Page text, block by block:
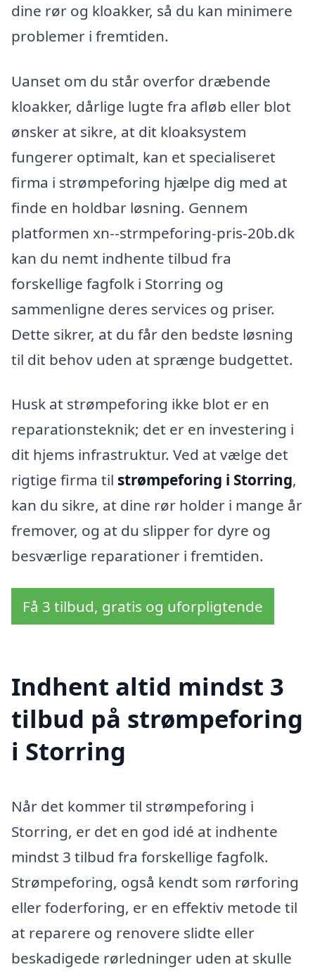
dine rør og kloakker, så du kan minimere
problemer i fremtiden.
Uanset om du står overfor dræbende
kloakker, dårlige lugte fra afløb eller blot
ønsker at sikre, at dit kloaksystem
fungerer optimalt, kan et specialiseret
firma i strømpeforing hjælpe dig med at
finde en holdbar løsning. Gennem
platformen xn--strmpeforing-pris-20b.dk
kan du nemt indhente tilbud fra
forskellige fagfolk i Storring og
sammenligne deres services og priser.
Dette sikrer, at du får den bedste løsning
til dit behov uden at sprænge budgettet.
Husk at strømpeforing ikke blot er en
reparationsteknik; det er en investering i
dit hjems infrastruktur. Ved at vælge det
rigtige firma til strømpeforing i Storring,
kan du sikre, at dine rør holder i mange år
fremover, og at du slipper for dyre og
besværlige reparationer i fremtiden.
Få 3 tilbud, gratis og uforpligtende
Indhent altid mindst 3
tilbud på strømpeforing
i Storring
Når det kommer til strømpeforing i
Storring, er det en god idé at indhente
mindst 3 tilbud fra forskellige fagfolk.
Strømpeforing, også kendt som rørforing
eller foderforing, er en effektiv metode til
at reparere og renovere slidte eller
beskadigede rørledninger uden at skulle